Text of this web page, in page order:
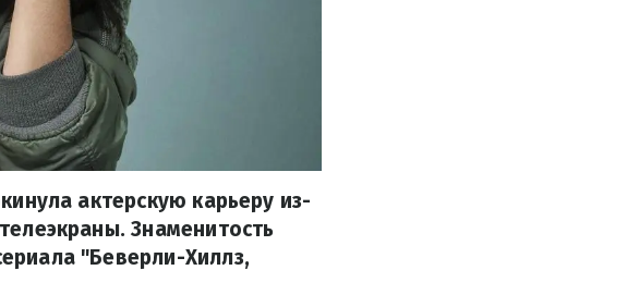
актерскую карьеру из-
Знаменитость
"Беверли-Хиллз,